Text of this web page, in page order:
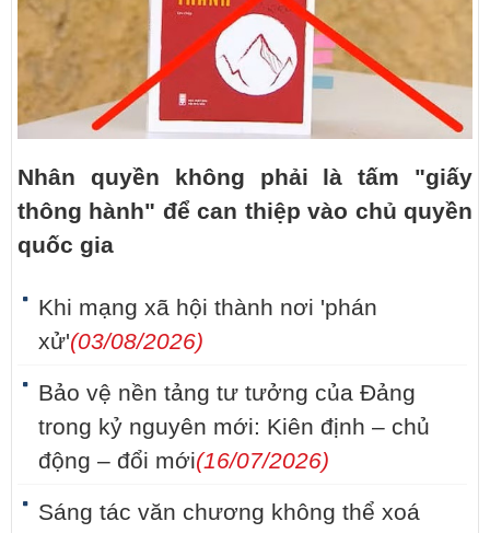
Nhân quyền không phải là tấm "giấy
thông hành" để can thiệp vào chủ quyền
quốc gia
Khi mạng xã hội thành nơi 'phán
xử'(03/08/2026)
Bảo vệ nền tảng tư tưởng của Đảng
trong kỷ nguyên mới: Kiên định – chủ
động – đổi mới(16/07/2026)
Sáng tác văn chương không thể xoá